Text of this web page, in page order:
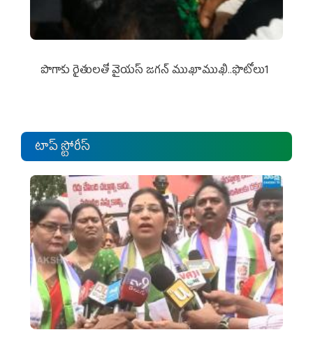
పొగాకు రైతుల‌తో వైయ‌స్ జ‌గ‌న్ ముఖాముఖి..ఫొటోలు1
టాప్ స్టోరీస్